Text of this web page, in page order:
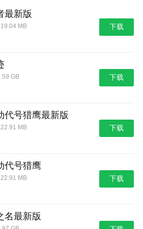
最新版
MB 下载
GB 下载
代号猎鹰最新版
MB 下载
代号猎鹰
MB 下载
名最新版